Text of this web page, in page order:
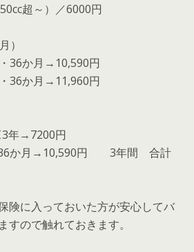
超～）／6000円
）
36か月→10,590円
36か月→11,960円
3年→7200円
36か月→10,590円 3年間 合計
険に入っておいた方が安心してバ
すので触れておきます。